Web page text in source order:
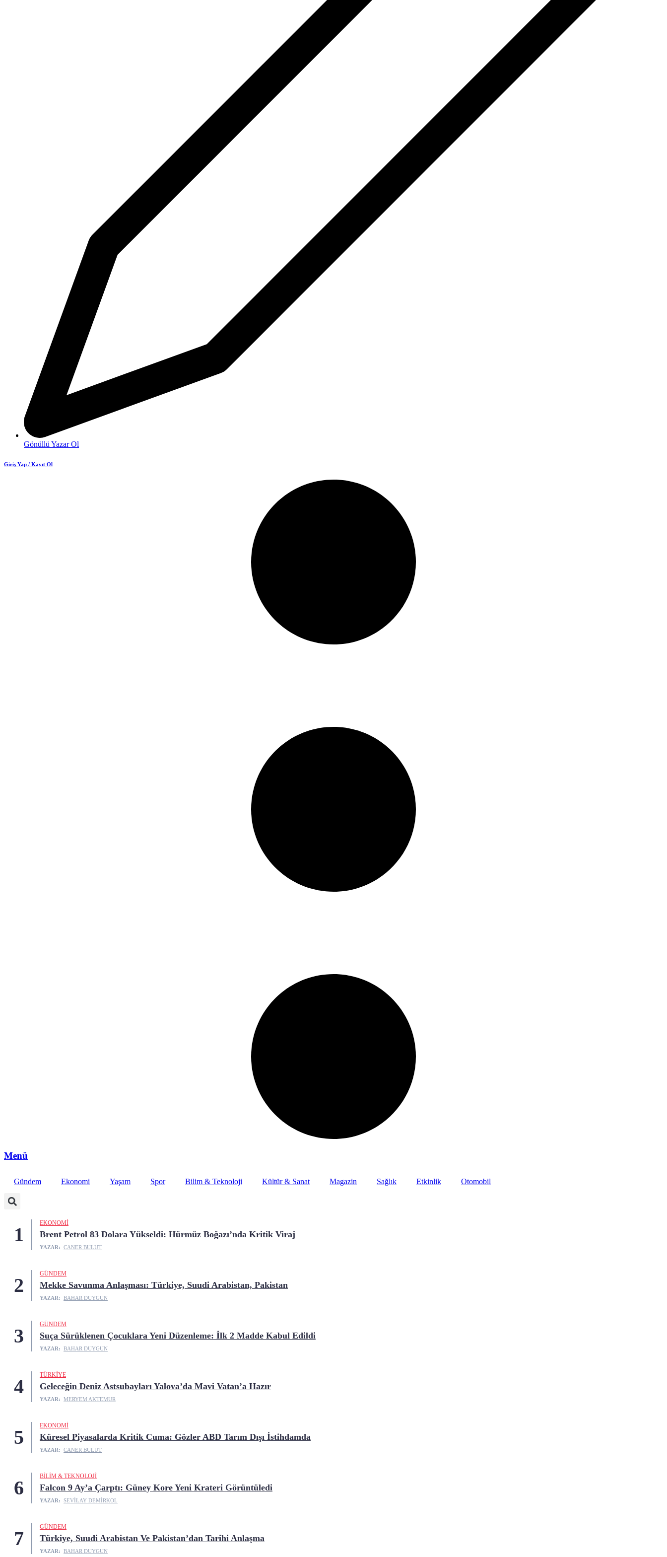
Gönüllü Yazar Ol
Giriş Yap / Kayıt Ol
Menü
Gündem Ekonomi Yaşam Spor Bilim & Teknoloji Kültür & Sanat Magazin Sağlık Etkinlik Otomobil
1
EKONOMI
Brent Petrol 83 Dolara Yükseldi: Hürmüz Boğazı’nda Kritik Viraj
YAZAR: CANER BULUT
2
GÜNDEM
Mekke Savunma Anlaşması: Türkiye, Suudi Arabistan, Pakistan
YAZAR: BAHAR DUYGUN
3
GÜNDEM
Suça Sürüklenen Çocuklara Yeni Düzenleme: İlk 2 Madde Kabul Edildi
YAZAR: BAHAR DUYGUN
4
TÜRKIYE
Geleceğin Deniz Astsubayları Yalova’da Mavi Vatan’a Hazır
YAZAR: MERYEM AKTEMUR
5
EKONOMI
Küresel Piyasalarda Kritik Cuma: Gözler ABD Tarım Dışı İstihdamda
YAZAR: CANER BULUT
6
BILIM & TEKNOLOJI
Falcon 9 Ay’a Çarptı: Güney Kore Yeni Krateri Görüntüledi
YAZAR: SEVILAY DEMIRKOL
7
GÜNDEM
Türkiye, Suudi Arabistan Ve Pakistan’dan Tarihi Anlaşma
YAZAR: BAHAR DUYGUN